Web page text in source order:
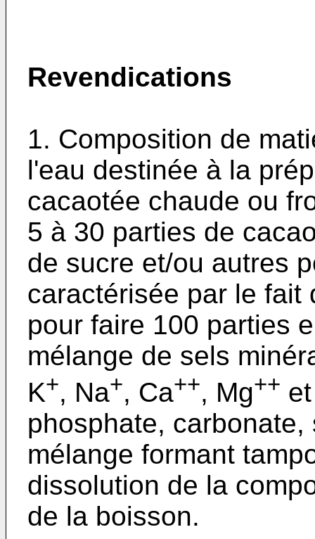
Revendications
1. Composition de
l'eau destinée à la
cacaotée chaude ou
5 à 30 parties de
de sucre et/ou autres
caractérisée par le fait
pour faire 100 parties
mélange de sels
K+, Na+, Ca++, Mg++
phosphate,
mélange formant
dissolution de la
de la boisson.